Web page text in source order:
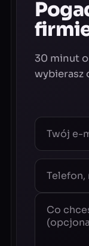
30 minut
wybierasz